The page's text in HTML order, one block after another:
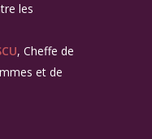
les
, Cheffe de
et de